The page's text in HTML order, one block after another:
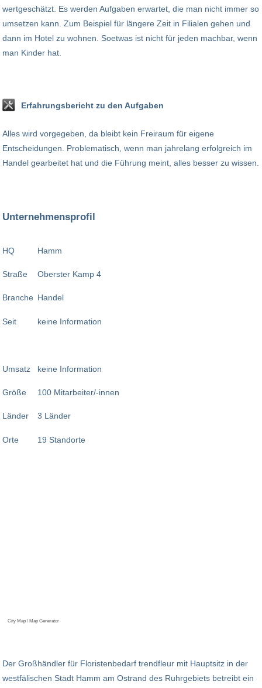
wertgeschätzt. Es werden Aufgaben erwartet, die man nicht immer so
umsetzen kann. Zum Beispiel für längere Zeit in Filialen gehen und
dann im Hotel zu wohnen. Soetwas ist nicht für jeden machbar, wenn
man Kinder hat.
Erfahrungsbericht zu den Aufgaben
Alles wird vorgegeben, da bleibt kein Freiraum für eigene
Entscheidungen. Problematisch, wenn man jahrelang erfolgreich im
Handel gearbeitet hat und die Führung meint, alles besser zu wissen.
Unternehmensprofil
HQ
Straße
Branche
Seit
Umsatz
Größe
Länder
Orte
Hamm
Oberster Kamp 4
Handel
keine Information
keine Information
100 Mitarbeiter/-innen
3 Länder
19 Standorte
City Map / Map Generator
Der Großhändler für Floristenbedarf trendfleur mit Hauptsitz in der
westfälischen Stadt Hamm am Ostrand des Ruhrgebiets betreibt ein